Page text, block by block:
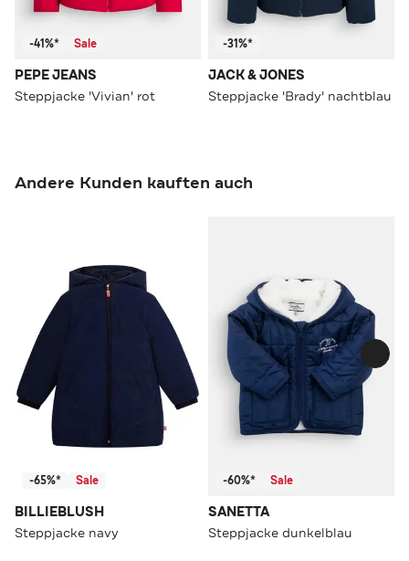
-41%* Sale
PEPE JEANS
Steppjacke 'Vivian' rot
-31%*
JACK & JONES
Steppjacke 'Brady' nachtblau
Andere Kunden kauften auch
-65%* Sale
BILLIEBLUSH
Steppjacke navy
-60%* Sale
SANETTA
Steppjacke dunkelblau